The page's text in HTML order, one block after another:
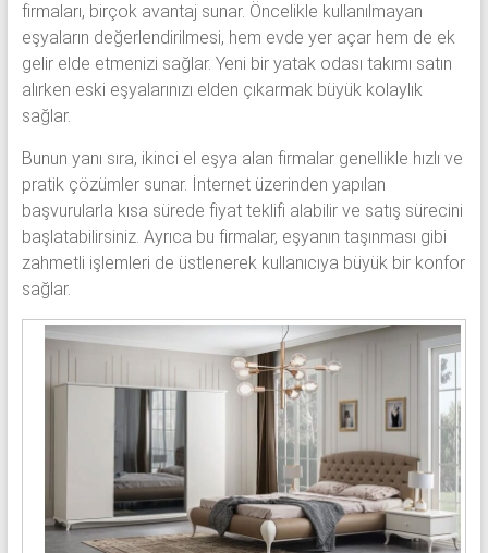
firmaları, birçok avantaj sunar. Öncelikle kullanılmayan
eşyaların değerlendirilmesi, hem evde yer açar hem de ek
gelir elde etmenizi sağlar. Yeni bir yatak odası takımı satın
alırken eski eşyalarınızı elden çıkarmak büyük kolaylık
sağlar.
Bunun yanı sıra, ikinci el eşya alan firmalar genellikle hızlı ve
pratik çözümler sunar. İnternet üzerinden yapılan
başvurularla kısa sürede fiyat teklifi alabilir ve satış sürecini
başlatabilirsiniz. Ayrıca bu firmalar, eşyanın taşınması gibi
zahmetli işlemleri de üstlenerek kullanıcıya büyük bir konfor
sağlar.